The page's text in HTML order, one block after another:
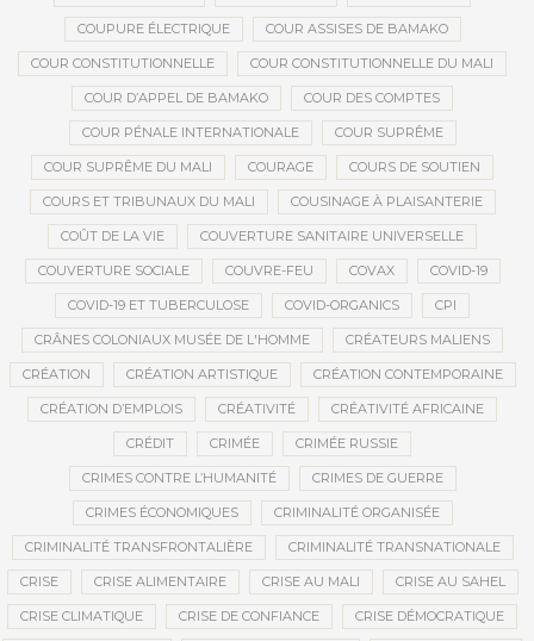
COUPURE ÉLECTRIQUE COUR ASSISES DE BAMAKO
COUR CONSTITUTIONNELLE COUR CONSTITUTIONNELLE DU MALI
COUR D’APPEL DE BAMAKO COUR DES COMPTES
COUR PÉNALE INTERNATIONALE COUR SUPRÊME
COUR SUPRÊME DU MALI COURAGE COURS DE SOUTIEN
COURS ET TRIBUNAUX DU MALI COUSINAGE À PLAISANTERIE
COÛT DE LA VIE COUVERTURE SANITAIRE UNIVERSELLE
COUVERTURE SOCIALE COUVRE-FEU COVAX COVID-19
COVID-19 ET TUBERCULOSE COVID-ORGANICS CPI
CRÂNES COLONIAUX MUSÉE DE L'HOMME CRÉATEURS MALIENS
CRÉATION CRÉATION ARTISTIQUE CRÉATION CONTEMPORAINE
CRÉATION D’EMPLOIS CRÉATIVITÉ CRÉATIVITÉ AFRICAINE
CRÉDIT CRIMÉE CRIMÉE RUSSIE
CRIMES CONTRE L’HUMANITÉ CRIMES DE GUERRE
CRIMES ÉCONOMIQUES CRIMINALITÉ ORGANISÉE
CRIMINALITÉ TRANSFRONTALIÈRE CRIMINALITÉ TRANSNATIONALE
CRISE CRISE ALIMENTAIRE CRISE AU MALI CRISE AU SAHEL
CRISE CLIMATIQUE CRISE DE CONFIANCE CRISE DÉMOCRATIQUE